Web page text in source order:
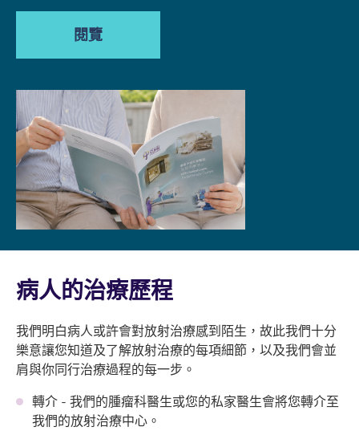
閱覽
病人的治療歷程
我們明白病人或許會對放射治療感到陌生，故此我們十分
樂意讓您知道及了解放射治療的每項細節，以及我們會並
肩與你同行治療過程的每一步。
轉介 - 我們的腫瘤科醫生或您的私家醫生會將您轉介至
我們的放射治療中心。